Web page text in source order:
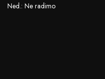
Ned.: Ne radimo